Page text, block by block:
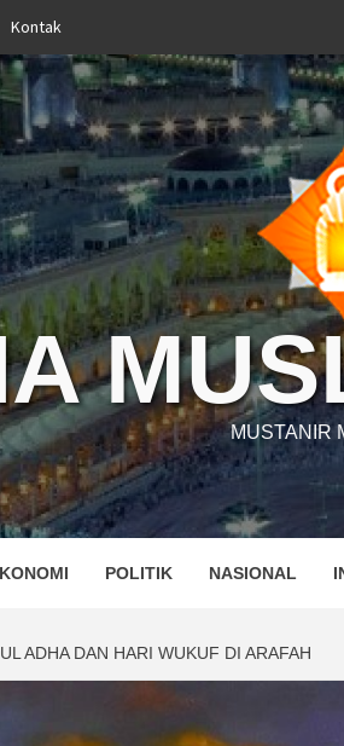
Kontak
MUSTANIR
POLITIK NASIONAL
ADHA DAN HARI WUKUF DI ARAFAH